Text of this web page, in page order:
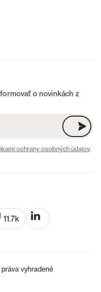
o novinkách z
ochrany osobných údajov.
11.7k
vyhradené